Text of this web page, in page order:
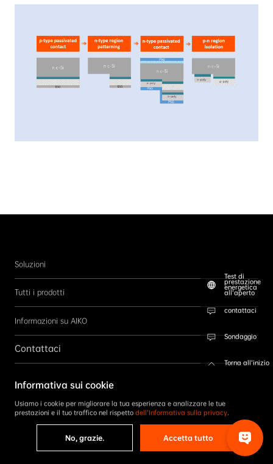
Soluzioni
Tutti i prodotti
Informazioni su AIKO
Contattaci
ISCRIVITI
Copyright © 2026 AIKO. Tutti i diritti riservati.
Informativa sui cookie
Usiamo i cookie per migliorare la tua esperienza e analizzare le tue
prestazioni e il tuo traffico nel rispetto dell’Informativa sulla privacy.
No, grazie. Accetta tutto
Test di
prestazione
energetica
all’aperto
contattaci
Sondaggio
Torna all’inizio